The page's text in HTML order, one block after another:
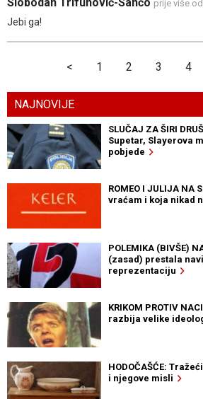
Slobodan Trifunović-Sančo prije više
Jebi ga!
< 1 2 3 4
NAJNOVIJE
SLUČAJ ZA ŠIRI
Supetar, Slayerova
pobjede
ROMEO I JULIJA NA
vraćam i koja nikad
POLEMIKA (BIVŠE)
(zasad) prestala
reprezentaciju
KRIKOM PROTIV
razbija velike
HODOČAŠĆE:
i njegove misli